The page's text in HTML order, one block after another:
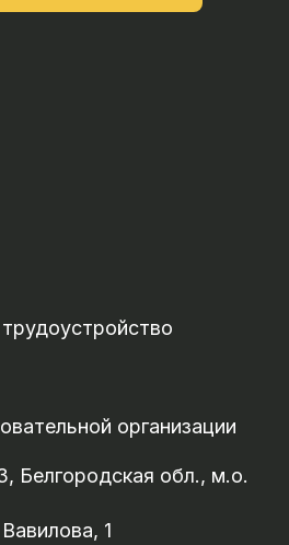
организации
Белгородская обл., м.о.
1